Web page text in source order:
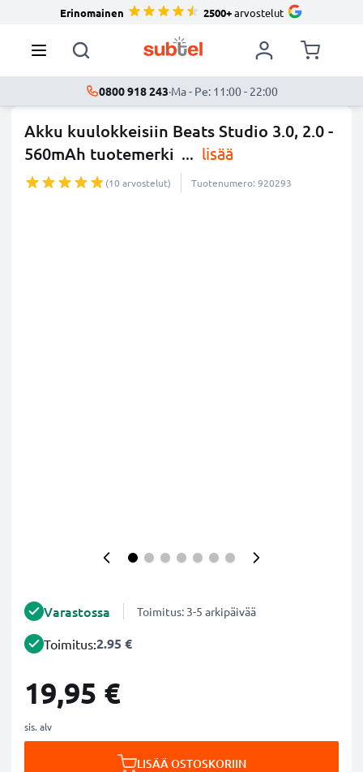
Erinomainen 2500+arvostelut
0800 918 243·Ma - Pe: 11:00 - 22:00
Akku kuulokkeisiin Beats Studio 3.0, 2.0 -
560mAh tuotemerki ... lisää
(10 arvostelut) Tuotenumero: 920293
Varastossa Toimitus: 3-5 arkipäivää
Toimitus:2.95 €
19,95 €
sis. alv
LISÄÄ OSTOSKORIIN